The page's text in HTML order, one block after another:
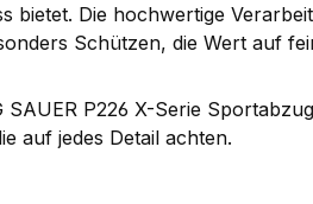
bietet. Die hochwertige
Schützen, die Wert auf
SAUER P226 X-Serie
auf jedes Detail achten.